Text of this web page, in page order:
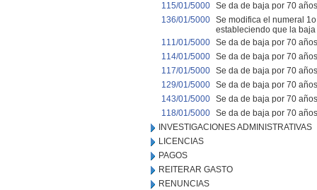
115/01/5000 Se da de baja por 70
136/01/5000 Se modifica el numeral
estableciendo que la
111/01/5000 Se da de baja por 70
114/01/5000 Se da de baja por 70
117/01/5000 Se da de baja por 70
129/01/5000 Se da de baja por 70
143/01/5000 Se da de baja por 70
118/01/5000 Se da de baja por 70
INVESTIGACIONES ADMINISTRATIVAS
LICENCIAS
PAGOS
REITERAR GASTO
RENUNCIAS